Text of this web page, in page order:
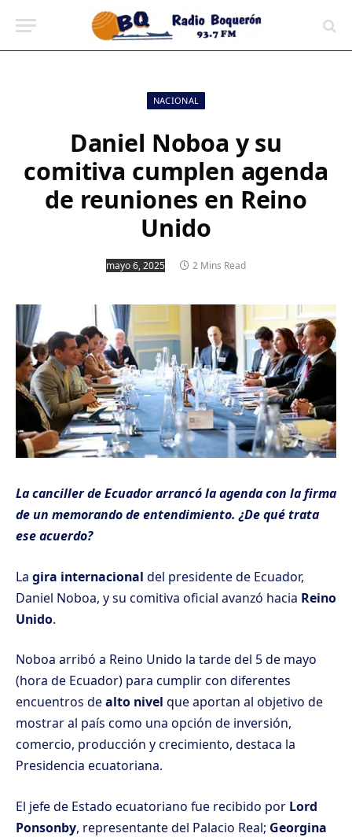
NACIONAL
Daniel Noboa y su
comitiva cumplen agenda
de reuniones en Reino
Unido
mayo 6, 2025 2 Mins Read
La canciller de Ecuador arrancó la agenda con la firma
de un memorando de entendimiento. ¿De qué trata
ese acuerdo?
La gira internacional del presidente de Ecuador,
Daniel Noboa, y su comitiva oficial avanzó hacia Reino
Unido.
Noboa arribó a Reino Unido la tarde del 5 de mayo
(hora de Ecuador) para cumplir con diferentes
encuentros dealto nivel que aportan al objetivo de
mostrar al país como una opción de inversión,
comercio, producción y crecimiento, destaca la
Presidencia ecuatoriana.
El jefe de Estado ecuatoriano fue recibido por Lord
Ponsonby, representante del Palacio Real; Georgina